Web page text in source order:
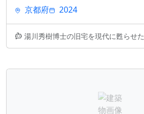
京都府
2024
湯川秀樹博士の旧宅を現代に甦らせた、京都大学下鴨休影荘。安藤忠雄建築研究所による設計で、歴史的価値を尊重しながら、最先端